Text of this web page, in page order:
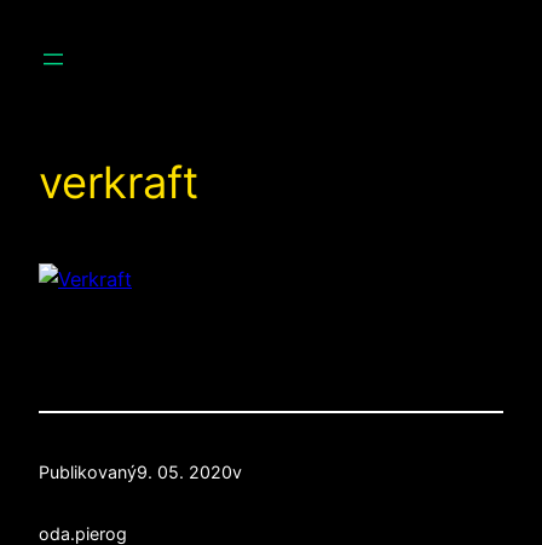
verkraft
Publikovaný9. 05. 2020v
oda.pierog